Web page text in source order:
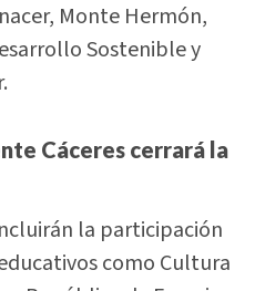
Monte Hermón,
Sostenible y
Cáceres cerrará la
la participación
como Cultura